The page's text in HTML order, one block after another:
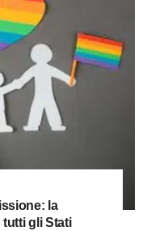
la
gli Stati